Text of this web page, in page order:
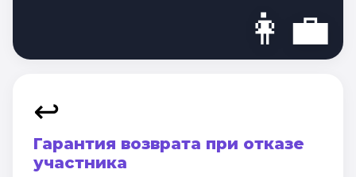
👩‍💼
↩️
Гарантия возврата при отказе
участника